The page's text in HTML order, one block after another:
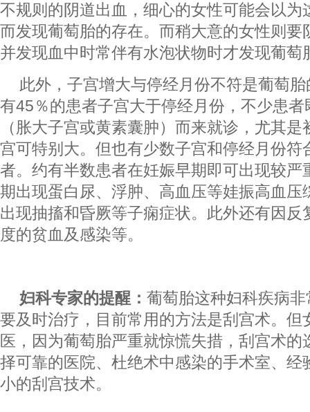
不规则的阴道出血，细心的女性可能会以为
而发现葡萄胎的存在。而稍大意的女性则要
并发现血中时常伴有水泡状物时才发现葡萄
此外，子宫增大与停经月份不符是葡萄
有45％的患者子宫大于停经月份，不少患
（胀大子宫或黄素囊肿）而来就诊，尤其
宫可特别大。但也有少数子宫和停经月份符
者。约有半数患者在妊娠早期即可出现较严
期出现蛋白尿、浮肿、高血压等娃振高血压
出现抽搐和昏厥等子痫症状。此外还有因反
度的贫血及感染等。
妇科专家的提醒： 葡萄胎这种妇科疾病
要及时治疗，目前常用的方法是刮宫术。但
医，因为葡萄胎严重就惊慌失措，刮宫术的
择可靠的医院、杜绝术中感染的手术室、经
小的刮宫技术。